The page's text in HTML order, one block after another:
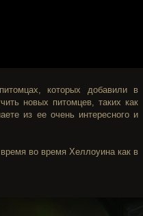
которых добавили в
новых питомцев, таких как
из ее очень интересного и
во время Хеллоуина как в